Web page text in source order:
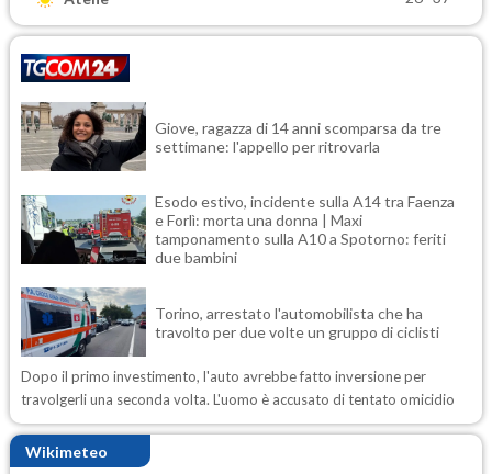
Giove, ragazza di 14 anni scomparsa da tre
settimane: l'appello per ritrovarla
Esodo estivo, incidente sulla A14 tra Faenza
e Forlì: morta una donna | Maxi
tamponamento sulla A10 a Spotorno: feriti
due bambini
Torino, arrestato l'automobilista che ha
travolto per due volte un gruppo di ciclisti
Dopo il primo investimento, l'auto avrebbe fatto inversione per
travolgerli una seconda volta. L'uomo è accusato di tentato omicidio
Wikimeteo